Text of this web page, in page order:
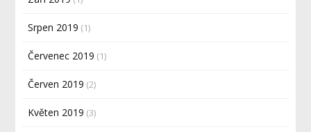
Srpen 2019 (1)
Červenec 2019 (1)
Červen 2019 (2)
Květen 2019 (3)